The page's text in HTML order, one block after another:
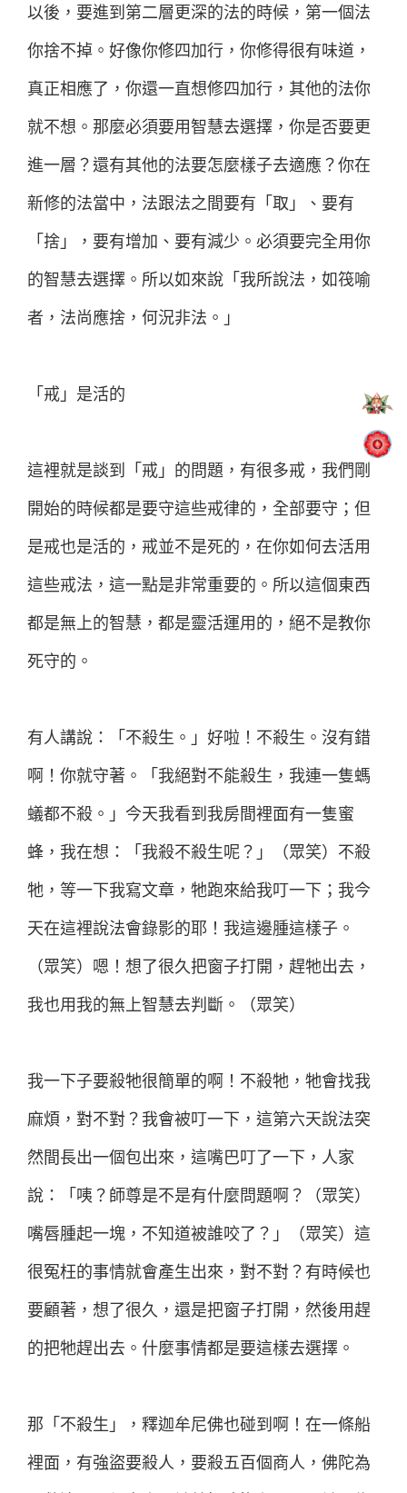
以後，要進到第二層更深的法的時候，第一個法
你捨不掉。好像你修四加行，你修得很有味道，
真正相應了，你還一直想修四加行，其他的法你
就不想。那麼必須要用智慧去選擇，你是否要更
進一層？還有其他的法要怎麼樣子去適應？你在
新修的法當中，法跟法之間要有「取」、要有
「捨」，要有增加、要有減少。必須要完全用你
的智慧去選擇。所以如來說「我所說法，如筏喻
者，法尚應捨，何況非法。」
「戒」是活的
這裡就是談到「戒」的問題，有很多戒，我們剛
開始的時候都是要守這些戒律的，全部要守；但
是戒也是活的，戒並不是死的，在你如何去活用
這些戒法，這一點是非常重要的。所以這個東西
都是無上的智慧，都是靈活運用的，絕不是教你
死守的。
有人講說：「不殺生。」好啦！不殺生。沒有錯
啊！你就守著。「我絕對不能殺生，我連一隻螞
蟻都不殺。」今天我看到我房間裡面有一隻蜜
蜂，我在想：「我殺不殺生呢？」（眾笑）不殺
牠，等一下我寫文章，牠跑來給我叮一下；我今
天在這裡說法會錄影的耶！我這邊腫這樣子。
（眾笑）嗯！想了很久把窗子打開，趕牠出去，
我也用我的無上智慧去判斷。（眾笑）
我一下子要殺牠很簡單的啊！不殺牠，牠會找我
麻煩，對不對？我會被叮一下，這第六天說法突
然間長出一個包出來，這嘴巴叮了一下，人家
說：「咦？師尊是不是有什麼問題啊？（眾笑）
嘴唇腫起一塊，不知道被誰咬了？」（眾笑）這
很冤枉的事情就會產生出來，對不對？有時候也
要顧著，想了很久，還是把窗子打開，然後用趕
的把牠趕出去。什麼事情都是要這樣去選擇。
那「不殺生」，釋迦牟尼佛也碰到啊！在一條船
裡面，有強盜要殺人，要殺五百個商人，佛陀為